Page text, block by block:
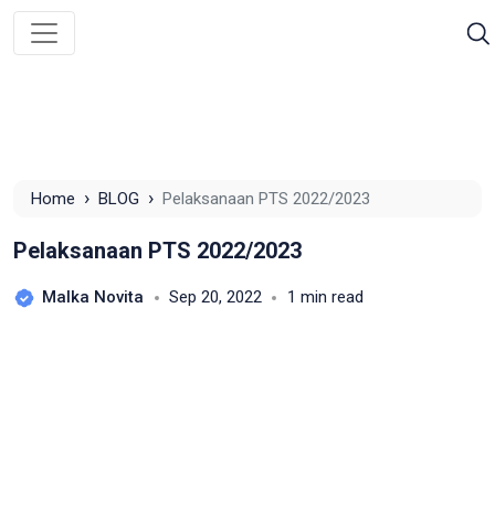
Home › BLOG › Pelaksanaan PTS 2022/2023
Pelaksanaan PTS 2022/2023
Malka Novita Sep 20, 2022 1 min read